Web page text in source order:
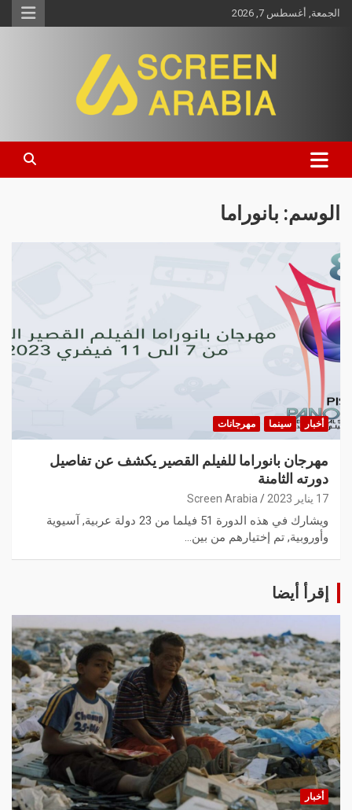
الجمعة, أغسطس 7, 2026
Screen Arabia
الوسم: بانوراما
أخبار سينما مهرجانات
مهرجان بانوراما للفيلم القصير يكشف عن تفاصيل
دورته الثامنة
17 يناير 2023 Screen Arabia
ويشارك في هذه الدورة 51 فيلما من 23 دولة عربية, آسيوية
وأوروبية, تم إختيارهم من بين…
إقرأ أيضا
أخبار